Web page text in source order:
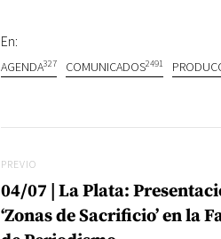
En:
AGENDA327 COMUNICADOS2491
Previo
PREVIO
04/07 | La Plata:
‘Zonas de Sacrificio’ en la